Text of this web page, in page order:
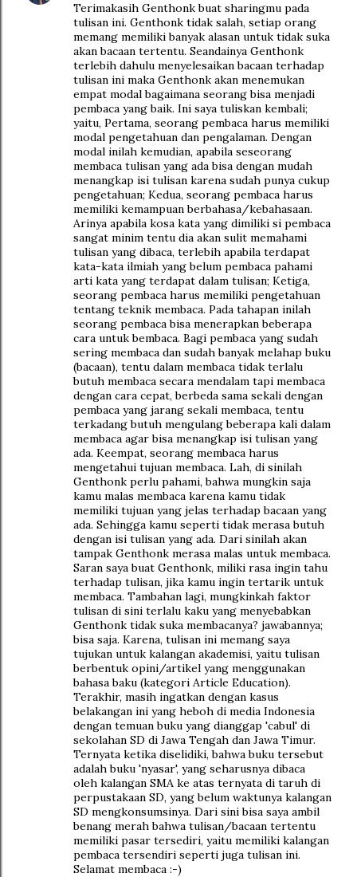
Terimakasih Genthonk buat sharingmu pada
tulisan ini. Genthonk tidak salah, setiap orang
memang memiliki banyak alasan untuk tidak suka
akan bacaan tertentu. Seandainya Genthonk
terlebih dahulu menyelesaikan bacaan terhadap
tulisan ini maka Genthonk akan menemukan
empat modal bagaimana seorang bisa menjadi
pembaca yang baik. Ini saya tuliskan kembali;
yaitu, Pertama, seorang pembaca harus memiliki
modal pengetahuan dan pengalaman. Dengan
modal inilah kemudian, apabila seseorang
membaca tulisan yang ada bisa dengan mudah
menangkap isi tulisan karena sudah punya cukup
pengetahuan; Kedua, seorang pembaca harus
memiliki kemampuan berbahasa/kebahasaan.
Arinya apabila kosa kata yang dimiliki si pembaca
sangat minim tentu dia akan sulit memahami
tulisan yang dibaca, terlebih apabila terdapat
kata-kata ilmiah yang belum pembaca pahami
arti kata yang terdapat dalam tulisan; Ketiga,
seorang pembaca harus memiliki pengetahuan
tentang teknik membaca. Pada tahapan inilah
seorang pembaca bisa menerapkan beberapa
cara untuk bembaca. Bagi pembaca yang sudah
sering membaca dan sudah banyak melahap buku
(bacaan), tentu dalam membaca tidak terlalu
butuh membaca secara mendalam tapi membaca
dengan cara cepat, berbeda sama sekali dengan
pembaca yang jarang sekali membaca, tentu
terkadang butuh mengulang beberapa kali dalam
membaca agar bisa menangkap isi tulisan yang
ada. Keempat, seorang membaca harus
mengetahui tujuan membaca. Lah, di sinilah
Genthonk perlu pahami, bahwa mungkin saja
kamu malas membaca karena kamu tidak
memiliki tujuan yang jelas terhadap bacaan yang
ada. Sehingga kamu seperti tidak merasa butuh
dengan isi tulisan yang ada. Dari sinilah akan
tampak Genthonk merasa malas untuk membaca.
Saran saya buat Genthonk, miliki rasa ingin tahu
terhadap tulisan, jika kamu ingin tertarik untuk
membaca. Tambahan lagi, mungkinkah faktor
tulisan di sini terlalu kaku yang menyebabkan
Genthonk tidak suka membacanya? jawabannya;
bisa saja. Karena, tulisan ini memang saya
tujukan untuk kalangan akademisi, yaitu tulisan
berbentuk opini/artikel yang menggunakan
bahasa baku (kategori Article Education).
Terakhir, masih ingatkan dengan kasus
belakangan ini yang heboh di media Indonesia
dengan temuan buku yang dianggap 'cabul' di
sekolahan SD di Jawa Tengah dan Jawa Timur.
Ternyata ketika diselidiki, bahwa buku tersebut
adalah buku 'nyasar', yang seharusnya dibaca
oleh kalangan SMA ke atas ternyata di taruh di
perpustakaan SD, yang belum waktunya kalangan
SD mengkonsumsinya. Dari sini bisa saya ambil
benang merah bahwa tulisan/bacaan tertentu
memiliki pasar tersediri, yaitu memiliki kalangan
pembaca tersendiri seperti juga tulisan ini.
Selamat membaca :-)